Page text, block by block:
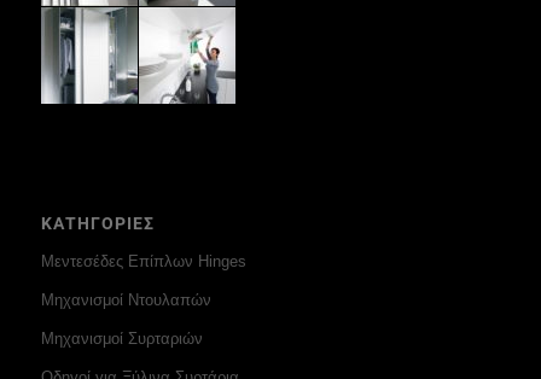
ΚΑΤΗΓΟΡΙΕΣ
Μεντεσέδες Επίπλων Hinges
Μηχανισμοί Ντουλαπών
Μηχανισμοί Συρταριών